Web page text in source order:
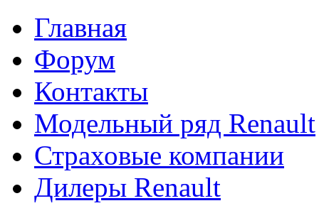
Главная
Форум
Контакты
Модельный ряд Renault
Страховые компании
Дилеры Renault